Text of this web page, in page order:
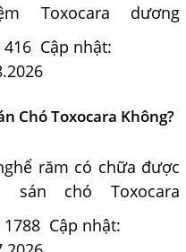
Toxocara dương
có phải nguyên
Tiến sĩ Bác sĩ Nguyễn
và phòng ngừa sán...
416 Cập nhật:
Chó Toxocara Không?
răm có chữa được
sán chó Toxocara
Tiến sĩ Bác sĩ
Hằng Lan giải đáp
1788 Cập nhật: